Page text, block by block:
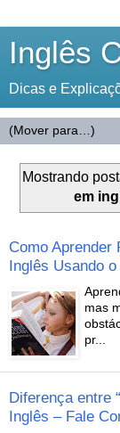
Inglês
Dicas e
Mostrando
em
Como Aprender
Inglês Usando
mas
pr...
Diferença entre
Inglês – Fale